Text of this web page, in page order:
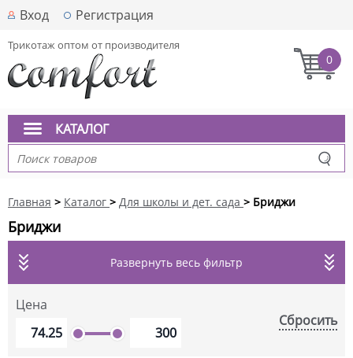
Вход Регистрация
Трикотаж оптом от производителя
0
КАТАЛОГ
Главная > Каталог > Для школы и дет. сада > Бриджи
Бриджи
Развернуть весь фильтр
Цена
Сбросить